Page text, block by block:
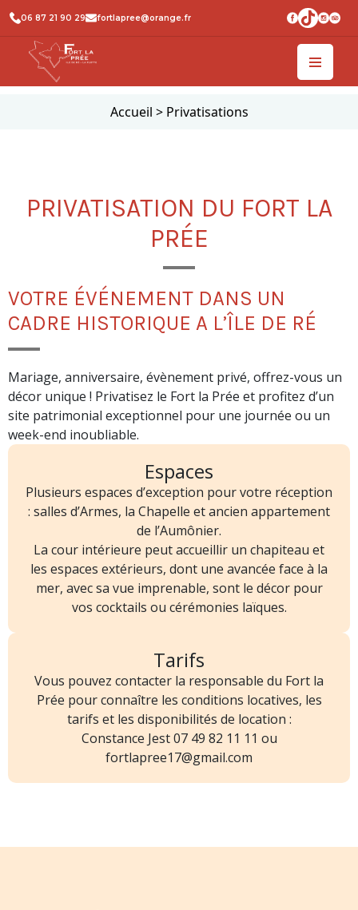
06 87 21 90 29 fortlapree@orange.fr
Accueil > Privatisations
PRIVATISATION DU FORT LA
PRÉE
VOTRE ÉVÉNEMENT DANS UN
CADRE HISTORIQUE A L’ÎLE DE RÉ
Mariage, anniversaire, évènement privé, offrez-vous un
décor unique ! Privatisez le Fort la Prée et profitez d’un
site patrimonial exceptionnel pour une journée ou un
week-end inoubliable.
Espaces
Plusieurs espaces d’exception pour votre réception
: salles d’Armes, la Chapelle et ancien appartement
de l’Aumônier.
La cour intérieure peut accueillir un chapiteau et
les espaces extérieurs, dont une avancée face à la
mer, avec sa vue imprenable, sont le décor pour
vos cocktails ou cérémonies laïques.
Tarifs
Vous pouvez contacter la responsable du Fort la
Prée pour connaître les conditions locatives, les
tarifs et les disponibilités de location :
Constance Jest 07 49 82 11 11 ou
fortlapree17@gmail.com